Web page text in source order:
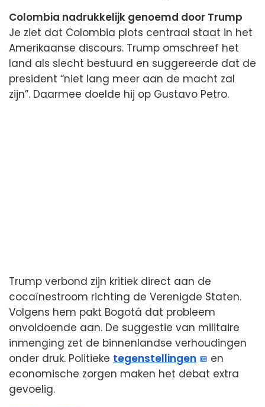
Colombia nadrukkelijk genoemd door Trump
Je ziet dat Colombia plots centraal staat in het
Amerikaanse discours. Trump omschreef het
land als slecht bestuurd en suggereerde dat de
president “niet lang meer aan de macht zal
zijn”. Daarmee doelde hij op Gustavo Petro.
Trump verbond zijn kritiek direct aan de
cocaïnestroom richting de Verenigde Staten.
Volgens hem pakt Bogotá dat probleem
onvoldoende aan. De suggestie van militaire
inmenging zet de binnenlandse verhoudingen
onder druk. Politieke tegenstellingen
en
economische zorgen maken het debat extra
gevoelig.